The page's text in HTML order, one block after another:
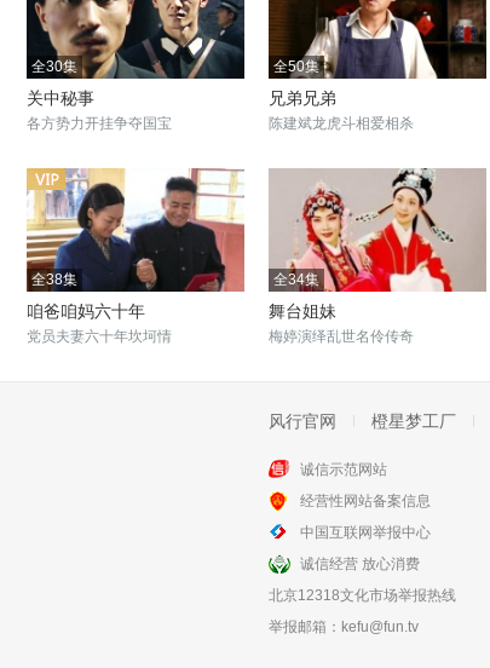
全30集
关中秘事
各方势力开挂争夺国宝
全50集
兄弟兄弟
陈建斌龙虎斗相爱相杀
全38集
咱爸咱妈六十年
党员夫妻六十年坎坷情
全34集
舞台姐妹
梅婷演绎乱世名伶传奇
全44集
高山青
风行官网 橙星梦工厂
诚信示范网站
经营性网站备案信息
中国互联网举报中心
诚信经营 放心消费
北京12318文化市场举报热线
举报邮箱： kefu@fun.tv